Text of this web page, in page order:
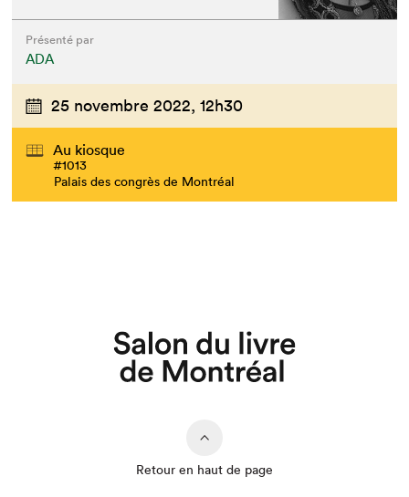
Présenté par
ADA
25 novembre 2022, 12h30
Au kiosque
#1013
Palais des congrès de Montréal
Retour en haut de page